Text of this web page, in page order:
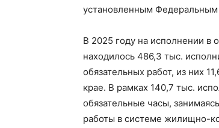
установленным Федеральным
В 2025 году на исполнении в
находилось 486,3 тыс.
обязательных работ, из них
крае. В рамках 140,7 тыс.
обязательные часы,
работы в системе жилищно-